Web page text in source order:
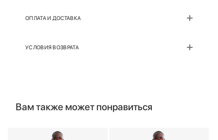
ОПЛАТА И ДОСТАВКА
УСЛОВИЯ ВОЗВРАТА
Вам также может понравиться